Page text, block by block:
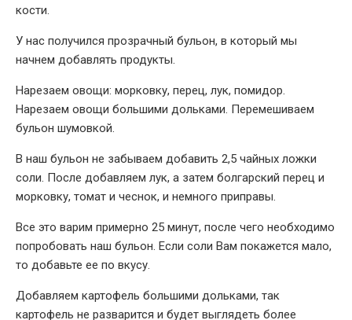
кости.
У нас получился прозрачный бульон, в который мы
начнем добавлять продукты.
Нарезаем овощи: морковку, перец, лук, помидор.
Нарезаем овощи большими дольками. Перемешиваем
бульон шумовкой.
В наш бульон не забываем добавить 2,5 чайных ложки
соли. После добавляем лук, а затем болгарский перец и
морковку, томат и чеснок, и немного приправы.
Все это варим примерно 25 минут, после чего необходимо
попробовать наш бульон. Если соли Вам покажется мало,
то добавьте ее по вкусу.
Добавляем картофель большими дольками, так
картофель не разварится и будет выглядеть более